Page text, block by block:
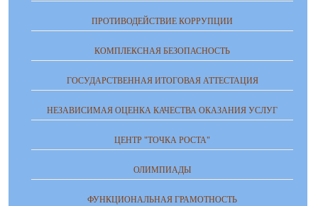
ПРОТИВОДЕЙСТВИЕ КОРРУПЦИИ
КОМПЛЕКСНАЯ БЕЗОПАСНОСТЬ
ГОСУДАРСТВЕННАЯ ИТОГОВАЯ АТТЕСТАЦИЯ
НЕЗАВИСИМАЯ ОЦЕНКА КАЧЕСТВА ОКАЗАНИЯ УСЛУГ
ЦЕНТР "ТОЧКА РОСТА"
ОЛИМПИАДЫ
ФУНКЦИОНАЛЬНАЯ ГРАМОТНОСТЬ